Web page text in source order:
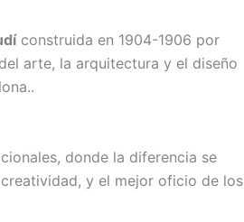
construida en 1904-1906 por
arte, la arquitectura y el diseño
donde la diferencia se
y el mejor oficio de los